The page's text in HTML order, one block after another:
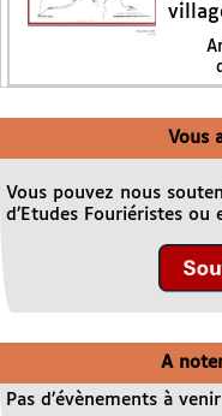
Vous
Vous pouvez nous
d’Etudes Fouriéristes
A
Pas d’évènements à venir